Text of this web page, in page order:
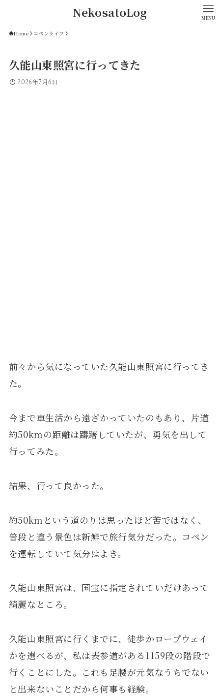
NekosatoLog MENU
Home コペンライフ
久能山東照宮に行ってきた
2026年7月6日
前々から気になっていた久能山東照宮に行ってき
た。
今まで車生活から遠ざかっていたのもあり、片道
約50kmの距離は躊躇していたが、勇気を出して
行ってみた。
結果、行って良かった。
約50kmという道のりは思ったほど苦ではなく、
普段と違う景色は新鮮で旅行気分だった。コペン
を運転していて気分はよき。
久能山東照宮は、国宝に指定されていだけあって
綺麗なところ。
久能山東照宮に行くまでに、徒歩かロープウェイ
かを選べるが、私は表参道がある1159段の階段で
行くことにした。これも足腰が元気なうちでない
と出来ないことだから何事も経験。